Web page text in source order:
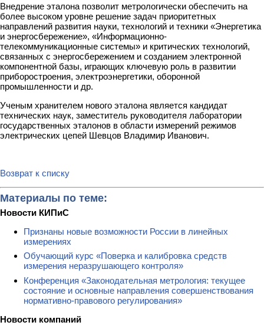
Внедрение эталона позволит метрологически обеспечить на
более высоком уровне решение задач приоритетных
направлений развития науки, технологий и техники «Энергетика
и энергосбережение», «Информационно-
телекоммуникационные системы» и критических технологий,
связанных с энергосбережением и созданием электронной
компонентной базы, играющих ключевую роль в развитии
приборостроения, электроэнергетики, оборонной
промышленности и др.
Ученым хранителем нового эталона является кандидат
технических наук, заместитель руководителя лаборатории
государственных эталонов в области измерений режимов
электрических цепей Шевцов Владимир Иванович.
Возврат к списку
Материалы по теме:
Новости КИПиС
Признаны новые возможности России в линейных
измерениях
Обучающий курс «Поверка и калибровка средств
измерения неразрушающего контроля»
Конференция «Законодательная метрология: текущее
состояние и основные направления совершенствования
нормативно-правового регулирования»
Новости компаний